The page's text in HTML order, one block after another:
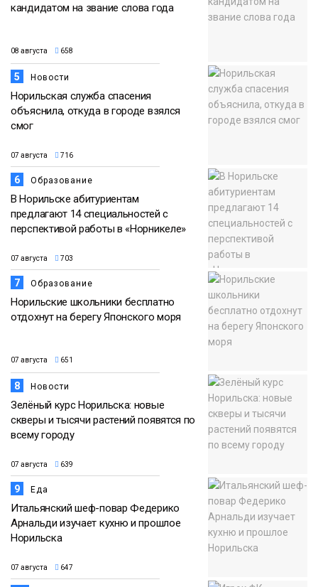
кандидатом на звание слова года
08 августа 658
5 Новости
Норильская служба спасения
объяснила, откуда в городе взялся
смог
07 августа 716
6 Образование
В Норильске абитуриентам
предлагают 14 специальностей с
перспективой работы в «Норникеле»
07 августа 703
7 Образование
Норильские школьники бесплатно
отдохнут на берегу Японского моря
07 августа 651
8 Новости
Зелёный курс Норильска: новые
скверы и тысячи растений появятся по
всему городу
07 августа 639
9 Еда
Итальянский шеф-повар Федерико
Арнальди изучает кухню и прошлое
Норильска
07 августа 647